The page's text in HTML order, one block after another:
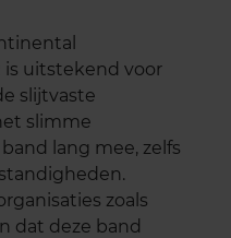
is uitstekend voor
slijtvaste
slimme
lang mee, zelfs
zoals
dat deze band